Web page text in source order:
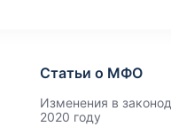
Статьи о МФО
Изменения в
2020 году